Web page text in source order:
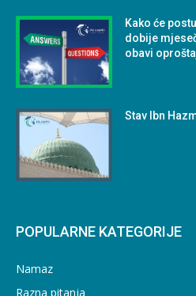
Kako će
dobije
obavi
Stav Ibn
POPULARNE KATEGORIJE
Namaz
Razna pitanja